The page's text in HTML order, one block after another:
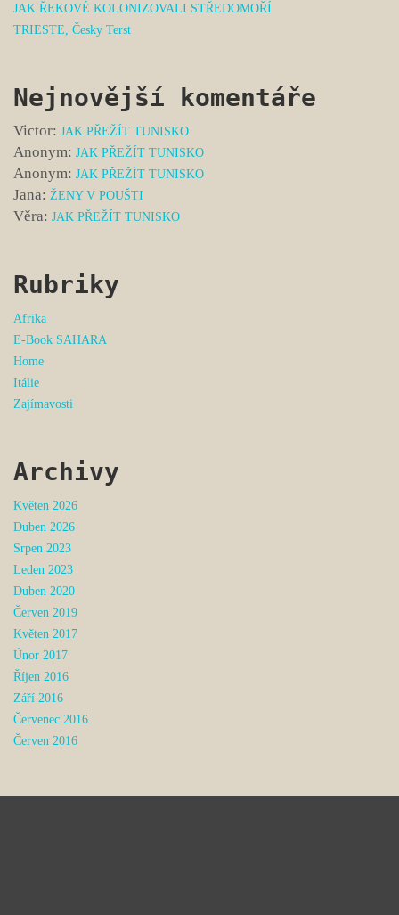
JAK ŘEKOVÉ KOLONIZOVALI STŘEDOMOŘÍ
TRIESTE, Česky Terst
Nejnovější komentáře
Victor: JAK PŘEŽÍT TUNISKO
Anonym: JAK PŘEŽÍT TUNISKO
Anonym: JAK PŘEŽÍT TUNISKO
Jana: ŽENY V POUŠTI
Věra: JAK PŘEŽÍT TUNISKO
Rubriky
Afrika
E-Book SAHARA
Home
Itálie
Zajímavosti
Archivy
Květen 2026
Duben 2026
Srpen 2023
Leden 2023
Duben 2020
Červen 2019
Květen 2017
Únor 2017
Říjen 2016
Září 2016
Červenec 2016
Červen 2016